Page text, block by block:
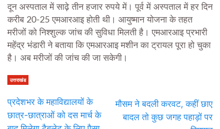
दून अस्पताल में साढ़े तीन हजार रुपये में। पूर्व में अस्पताल में हर दिन
करीब 20-25 एमआरआइ होती थी। आयुष्मान योजना के तहत
मरीजों को निश्शुल्क जांच की सुविधा मिलती है। एमआरआइ प्रभारी
महेंद्र भंडारी ने बताया कि एमआरआइ मशीन का ट्रायल पूरा हो चुका
है। अब मरीजों की जांच की जा सकेगी।
उत्तराखंड
प्रदेशभर के महाविद्यालयों के
छात्र-छात्राओं को दस मार्च के
मौसम ने बदली करवट, कहीं छाए
बादल तो कुछ जगह पहाड़ों पर